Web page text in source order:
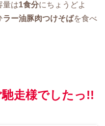
量は1食分にちょうどよ
ラー油豚肉つけそばを食べ
走様でしたっ!!